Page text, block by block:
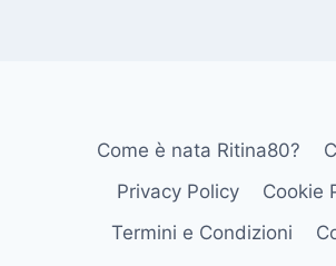
Come è nata Ritina80?
Privacy Policy
Cookie
Termini e Condizioni